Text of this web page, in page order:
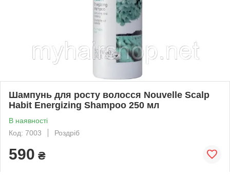
Шампунь для росту волосся Nouvelle Scalp
Habit Energizing Shampoo 250 мл
В наявності
Код: 7003
Роздріб
590 ₴